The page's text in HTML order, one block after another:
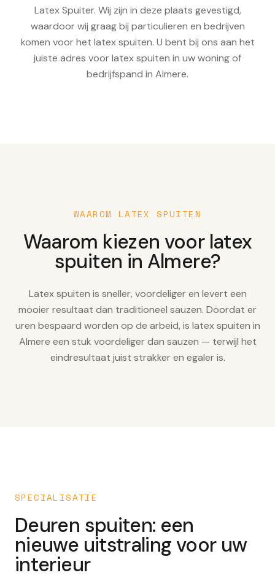
Latex Spuiter. Wij zijn in deze plaats gevestigd,
waardoor wij graag bij particulieren en bedrijven
komen voor het latex spuiten. U bent bij ons aan het
juiste adres voor latex spuiten in uw woning of
bedrijfspand in Almere.
WAAROM LATEX SPUITEN
Waarom kiezen voor latex
spuiten in Almere?
Latex spuiten is sneller, voordeliger en levert een
mooier resultaat dan traditioneel sauzen. Doordat er
uren bespaard worden op de arbeid, is latex spuiten in
Almere een stuk voordeliger dan sauzen — terwijl het
eindresultaat juist strakker en egaler is.
SPECIALISATIE
Deuren spuiten: een
nieuwe uitstraling voor uw
interieur